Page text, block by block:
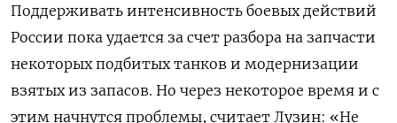
Поддерживать интенсивность боевых действий
России пока удается за счет разбора на запчасти
некоторых подбитых танков и модернизации
взятых из запасов. Но через некоторое время и с
этим начнутся проблемы, считает Лузин: «Не